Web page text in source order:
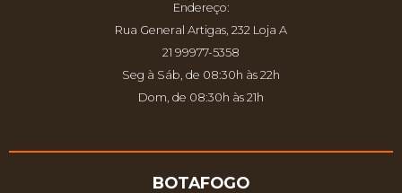
Endereço:
Rua General Artigas, 232 Loja A
21 99977-5358
Seg à Sáb, de 08:30h às 22h
Dom, de 08:30h às 21h
BOTAFOGO